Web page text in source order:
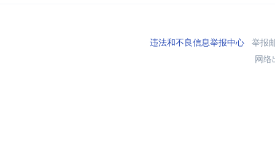
违法和不良信息举报中心举报
网